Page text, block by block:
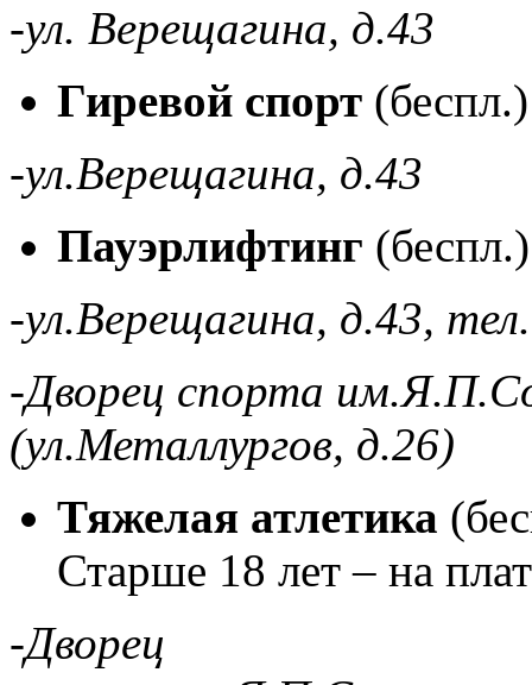
-ул. Верещагина, д.43
Гиревой спорт
-ул.Верещагина, д.43
Пауэрлифтинг
-ул.Верещагина, д.43,
-Дворец спорта
(ул.Металлургов, д.26)
Тяжелая атлетика
Старше 18 лет – на
-Дворец